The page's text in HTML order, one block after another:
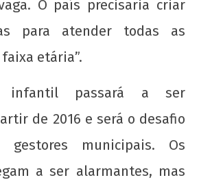
O país precisaria criar
para atender todas as
etária”.
infantil passará a ser
de 2016 e será o desafio
gestores municipais. Os
a ser alarmantes, mas